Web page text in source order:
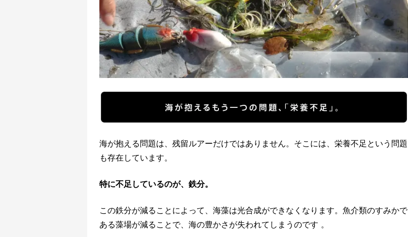
海が抱える問題は、残留ルアーだけではありません。そこには、栄養不足という問題
も存在しています。
特に不足しているのが、鉄分。
この鉄分が減ることによって、海藻は光合成ができなくなります。魚介類のすみかで
ある藻場が減ることで、海の豊かさが失われてしまうのです 。